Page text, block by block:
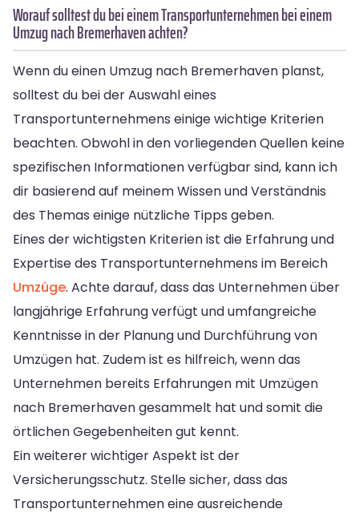
Worauf solltest du bei einem Transportunternehmen bei einem
Umzug nach Bremerhaven achten?
Wenn du einen Umzug nach Bremerhaven planst,
solltest du bei der Auswahl eines
Transportunternehmens einige wichtige Kriterien
beachten. Obwohl in den vorliegenden Quellen keine
spezifischen Informationen verfügbar sind, kann ich
dir basierend auf meinem Wissen und Verständnis
des Themas einige nützliche Tipps geben.
Eines der wichtigsten Kriterien ist die Erfahrung und
Expertise des Transportunternehmens im Bereich
Umzüge. Achte darauf, dass das Unternehmen über
langjährige Erfahrung verfügt und umfangreiche
Kenntnisse in der Planung und Durchführung von
Umzügen hat. Zudem ist es hilfreich, wenn das
Unternehmen bereits Erfahrungen mit Umzügen
nach Bremerhaven gesammelt hat und somit die
örtlichen Gegebenheiten gut kennt.
Ein weiterer wichtiger Aspekt ist der
Versicherungsschutz. Stelle sicher, dass das
Transportunternehmen eine ausreichende